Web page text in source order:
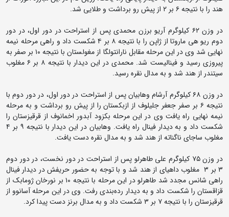
هند را با نتیجه ۶ بر ۲ از پیش رو برداشت و طلایی شد.
در وزن ۶۲ کیلوگرم آریو برزن محمدی پس از استراحت در دور اول، در دور
دوم ریو هی ماروتا از ژاپن را با نتیجه ۸ بر ۴ شکست داد و راهی مرحله نیمه‌
نهایی شد وی در این مرحله مقابل نارانتولگا از مغولستان با نتیجه ۱۰ بر صفر به
پیروزی رسید و فینالیست شد. محمدی در این دیدار با نتیجه ۸ بر ۶ مغلوب
سیتندر از هند شد و به مدال نقره رسید.
در وزن ۶۸ کیلوگرم آرشام وهابیان پس از استراحت در دور اول، در دور دوم با
نتیجه ۶ بر صفر جعفر جلیلوف از ازبکستان را از پیش رو برداشت و به مرحله
نیمه نهایی راه یافت وی در این مرحله بکزود آبدور اخمانوف از قرقیزستان را
شکست داد و به دیدار فینال راه یافت. وهابیان در این دیدار با نتیجه ۹ بر ۴
مغلوب ساجای ناگناته از هند شد و به مدال نقره دست یافت.
در وزن ۷۵ کیلوگرم علی طاهرلو پس از استراحت در دور نخست، در دور دوم
۳ بر ۳ مغلوب داهیای از هند شد و با توجه به حضور حریفش در دیدار فینال
راهی شانس مجدد شد طاهرلو در این مرحله با نتیجه ۱۰ بر نورخان ژومابک از
قزاقستان را شکست داد و به دیدار رده‌بندی رفت. وی در این مرحله آسانوو از
قرقیزستان را با نتیجه ۷ بر ۳ شکست داد و به مدال برنز دست پیدا کرد.